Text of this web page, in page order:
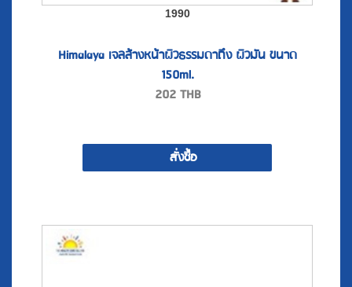
1990
Himalaya เจลล้างหน้าผิวธรรมดาถึง ผิวมัน ขนาด
150ml.
202 THB
สั่งซื้อ